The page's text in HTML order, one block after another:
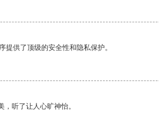
提供了顶级的安全性和隐私保护。
听了让人心旷神怡。